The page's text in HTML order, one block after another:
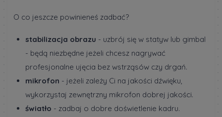
O co jeszcze powinieneś zadbać?
stabilizacja obrazu - uzbrój się w statyw lub gimbal
- będą niezbędne jeżeli chcesz nagrywać
profesjonalne ujęcia bez wstrząsów czy drgań.
mikrofon - jeżeli zależy Ci na jakości dźwięku,
wykorzystaj zewnętrzny mikrofon dobrej jakości.
światło - zadbaj o dobre doświetlenie kadru.